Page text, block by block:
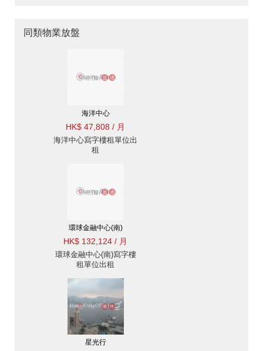
同類物業放盤
海洋中心
HK$ 47,808 / 月
海洋中心寫字樓租單位出
租
環球金融中心(南)
HK$ 132,124 / 月
環球金融中心(南)寫字樓
租單位出租
星光行